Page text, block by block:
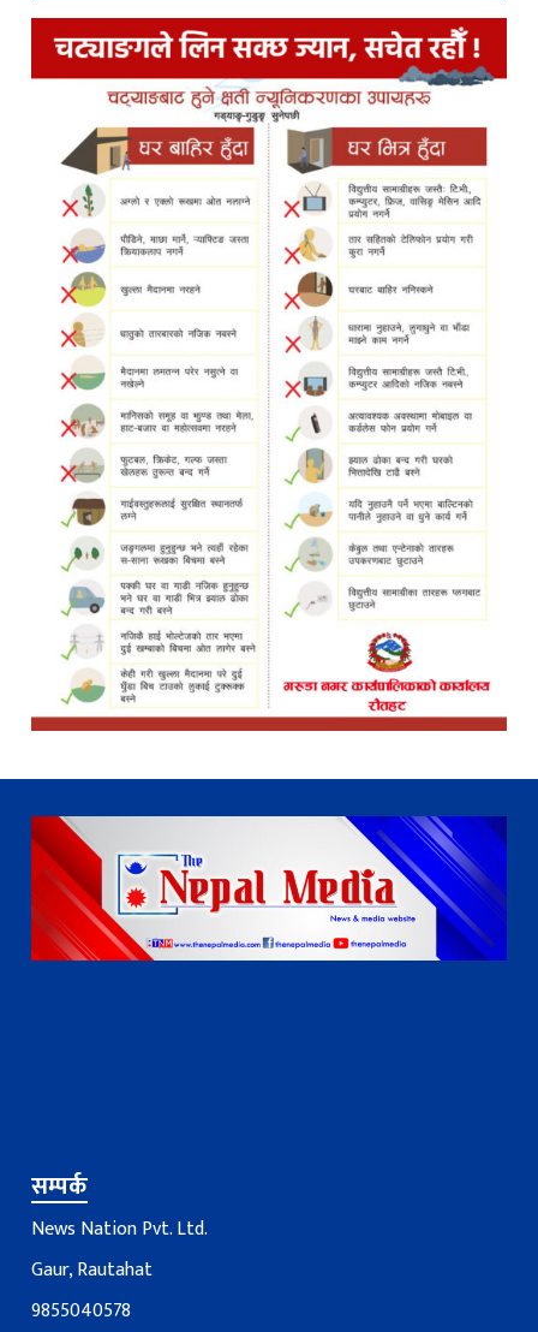
सम्पर्क
News Nation Pvt. Ltd.
Gaur, Rautahat
9855040578